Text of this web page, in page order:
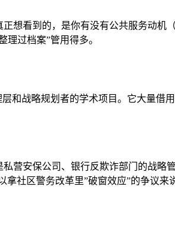
看到的，是你有没有公共服务动机
过档案”管用得多。
层和战略规划者的学术项目。它大量
营安保公司、银行反欺诈部门的战略
拿社区警务改革里”破窗效应”的争议